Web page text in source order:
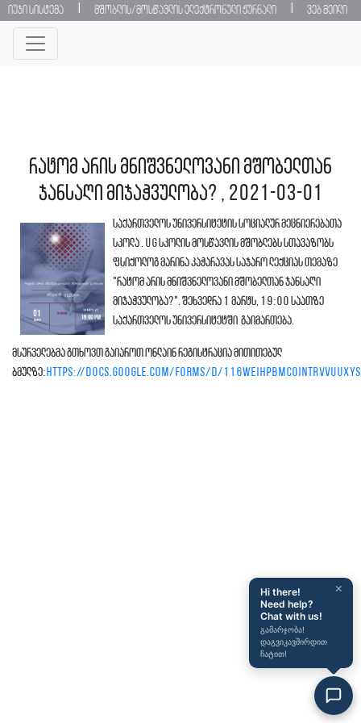
იუჯი სისტემა მშობლის/მოსწავლის ელექტრონული ჟურნალი ვებ მეილი
რატომ არის მნიშვნელოვანი მშობელთან
ჯანსაღი მიჯაჭვულობა? , 2021-03-01
საქართველოს უნივერსიტეტის სოციალურ მეცნიერებათა
სკოლა . UG სკოლის მოსწავლის მშობლებს სთავაზობს
ფსიქოლოგ მარინა კაჭარავას საჯარო ლექციას თემაზე
"რატომ არის მნიშვნელოვანი მშობელთან ჯანსაღი
მიჯაჭვულობა?". შეხვედრა 1 მარტს, 19:00 საათზე
საქართველოს უნივერსიტეტში გაიმართება.
მსურველებმა გთხოვთ გაიაროთ ონლაინ რეგისტრაცია მითითებულ
ბმულზე:https://docs.google.com/forms/d/
×
Hi there!
Need help?
Chat with us!
გამარჯობა!
დაგვიკავშირდით
ჩატით!